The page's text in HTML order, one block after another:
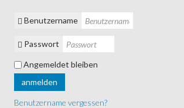
Benutzername
Passwort
Angemeldet bleiben
anmelden
Benutzername vergessen?